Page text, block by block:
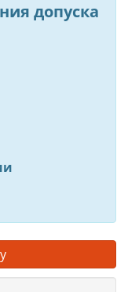
допуска